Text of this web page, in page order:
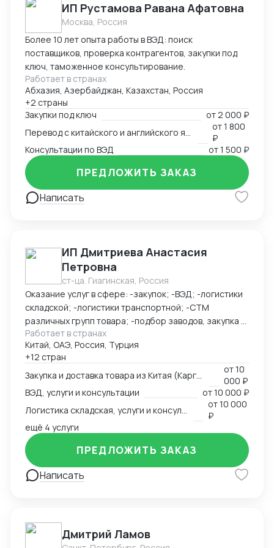
ИП Рустамова Равана Афатовна
Москва, Россия
Более 10 лет опыта работы в ВЭД: поиск
поставщиков, проверка контрагентов, закупки под
ключ, таможенное консультирование.
Работает в странах
Абхазия, Азербайджан, Казахстан, Россия
+2 страны
Закупки под ключ
от2 000 ₽
от1 800
₽
Консультации по ВЭД
от1 500 ₽
Написать
ПРЕДЛОЖИТЬ ЗАКАЗ
ИП Дмитриева Анастасия
Петровна
ст-ца. Гиагинская, Россия
Оказание услуг в сфере: -закупок; -ВЭД; -логистики
складской; -логистики транспортной; -СТМ
различных групп товара; -подбор заводов, закупка и
доставка товара из Китая (КАРГО и Белый ввоз)
Страны с которыми работаю по сей день: Европа,
США, ОАЭ, Турция, Китай, СНГ
Работает в странах
Китай, ОАЭ, Россия, Турция
+12 стран
от10
000 ₽
ВЭД, услуги и консультации
от10 000 ₽
от10 000
₽
ещё 4 услуги
Написать
ПРЕДЛОЖИТЬ ЗАКАЗ
Дмитрий Ламов